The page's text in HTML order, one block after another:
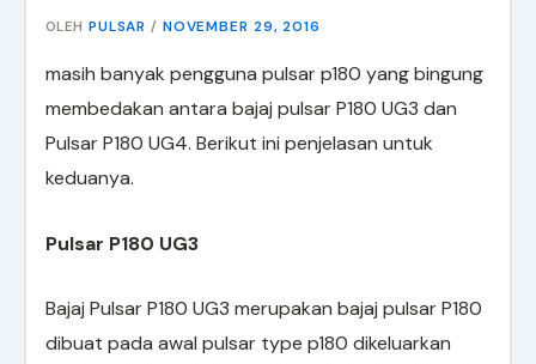
OLEH PULSAR/ NOVEMBER 29, 2016
masih banyak pengguna pulsar p180 yang bingung
membedakan antara bajaj pulsar P180 UG3 dan
Pulsar P180 UG4. Berikut ini penjelasan untuk
keduanya.
Pulsar P180 UG3
Bajaj Pulsar P180 UG3 merupakan bajaj pulsar P180
dibuat pada awal pulsar type p180 dikeluarkan